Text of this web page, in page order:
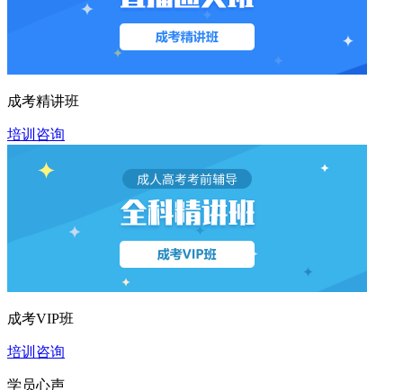
成考精讲班
培训咨询
成考VIP班
培训咨询
学员心声